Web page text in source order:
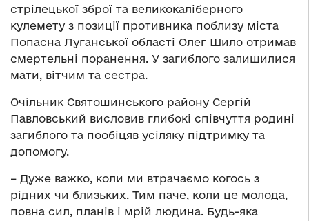
стрілецької зброї та великокаліберного
кулемету з позиції противника поблизу міста
Попасна Луганської області Олег Шило отримав
смертельні поранення. У загиблого залишилися
мати, вітчим та сестра.
Очільник Святошинського району Сергій
Павловський висловив глибокі співчуття родині
загиблого та пообіцяв усіляку підтримку та
допомогу.
– Дуже важко, коли ми втрачаємо когось з
рідних чи близьких. Тим паче, коли це молода,
повна сил, планів і мрій людина. Будь-яка